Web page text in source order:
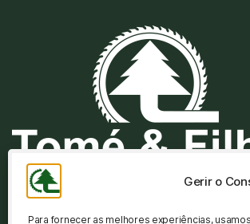
Gerir o
Para fornecer as melhores experiências,